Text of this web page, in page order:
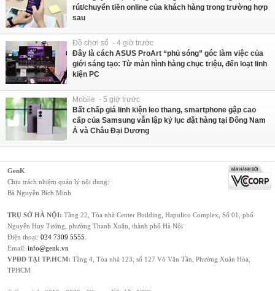
rút/chuyển tiền online của khách hàng trong trường hợp
sau
Đồ chơi số - 4 giờ trước
Đây là cách ASUS ProArt “phủ sóng” góc làm việc của
giới sáng tạo: Từ màn hình hàng chục triệu, đến loạt linh
kiện PC
Mobile - 5 giờ trước
Bất chấp giá linh kiện leo thang, smartphone gập cao
cấp của Samsung vẫn lập kỷ lục đặt hàng tại Đông Nam
Á và Châu Đại Dương
GenK
Chịu trách nhiệm quản lý nội dung:
Bà Nguyễn Bích Minh
TRỤ SỞ HÀ NỘI: Tầng 22, Tòa nhà Center Building, Hapulico Complex, Số 01, phố
Nguyễn Huy Tưởng, phường Thanh Xuân, thành phố Hà Nội
Điện thoại: 024 7309 5555
Email: info@genk.vn
VPĐD TẠI TP.HCM: Tầng 4, Tòa nhà 123, số 127 Võ Văn Tần, Phường Xuân Hòa,
TPHCM